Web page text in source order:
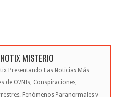
MISTERIO
Presentando Las Noticias Más
de OVNIs, Conspiraciones,
Fenómenos Paranormales y